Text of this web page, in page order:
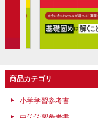
商品カテゴリ
小学学習参考書